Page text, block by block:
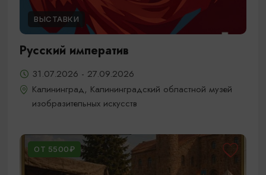
ВЫСТАВКИ
Русский императив
31.07.2026 - 27.09.2026
Калининград, Калининградский областной музей
изобразительных искусств
ОТ 5500₽